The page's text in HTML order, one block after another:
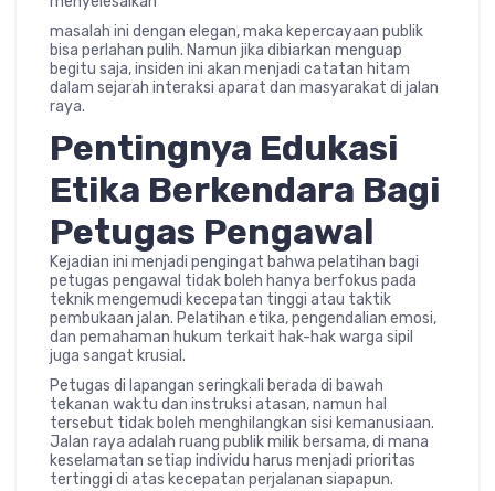
masalah ini dengan elegan, maka kepercayaan publik
bisa perlahan pulih. Namun jika dibiarkan menguap
begitu saja, insiden ini akan menjadi catatan hitam
dalam sejarah interaksi aparat dan masyarakat di jalan
raya.
Pentingnya Edukasi
Etika Berkendara Bagi
Petugas Pengawal
Kejadian ini menjadi pengingat bahwa pelatihan bagi
petugas pengawal tidak boleh hanya berfokus pada
teknik mengemudi kecepatan tinggi atau taktik
pembukaan jalan. Pelatihan etika, pengendalian emosi,
dan pemahaman hukum terkait hak-hak warga sipil
juga sangat krusial.
Petugas di lapangan seringkali berada di bawah
tekanan waktu dan instruksi atasan, namun hal
tersebut tidak boleh menghilangkan sisi kemanusiaan.
Jalan raya adalah ruang publik milik bersama, di mana
keselamatan setiap individu harus menjadi prioritas
tertinggi di atas kecepatan perjalanan siapapun.